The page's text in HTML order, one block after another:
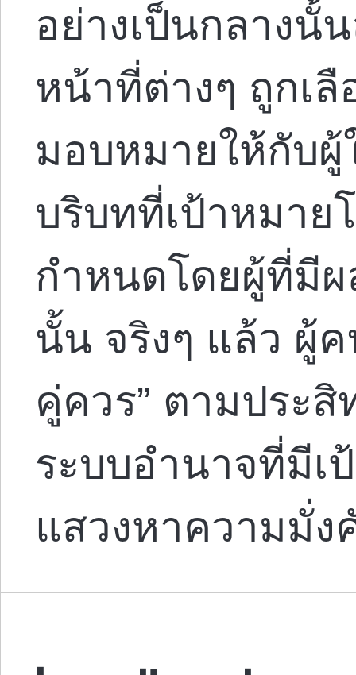
อย่างเป็นกลางนั้
หน้าที่ต่างๆ ถูกเ
มอบหมายให้กับ
บริบทที่เป้าหมาย
กำหนดโดยผู้ที่มี
นั้น จริงๆ แล้ว ผู้
คู่ควร” ตามประ
ระบบอำนาจที่มีเ
แสวงหาความมั่